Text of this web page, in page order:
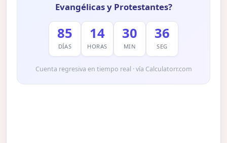
Evangélicas y Protestantes?
85
DÍAS
14
HORAS
30
MIN
35
SEG
Cuenta regresiva en tiempo real · vía Calculatorr.com